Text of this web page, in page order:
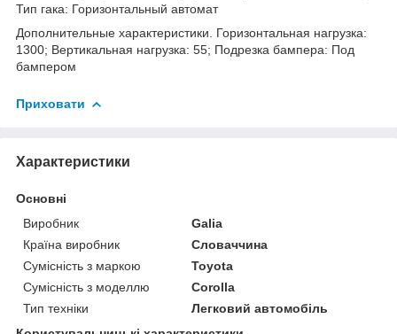
Тип гака: Горизонтальный автомат
Дополнительные характеристики. Горизонтальная нагрузка:
1300; Вертикальная нагрузка: 55; Подрезка бампера: Под
бампером
Приховати
Характеристики
Основні
Виробник
Galia
Країна виробник
Словаччина
Сумісність з маркою
Toyota
Сумісність з моделлю
Corolla
Тип техніки
Легковий автомобіль